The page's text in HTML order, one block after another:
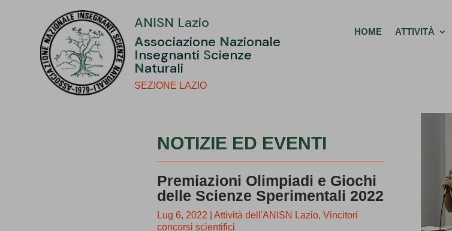
ANISN Lazio
Associazione Nazionale
Insegnanti Scienze
Naturali
SEZIONE LAZIO
HOME ATTIVITÀ
NOTIZIE ED EVENTI
Premiazioni Olimpiadi e Giochi
delle Scienze Sperimentali 2022
Lug 6, 2022 Attività dell'ANISN Lazio, Vincitori
concorsi scientifici